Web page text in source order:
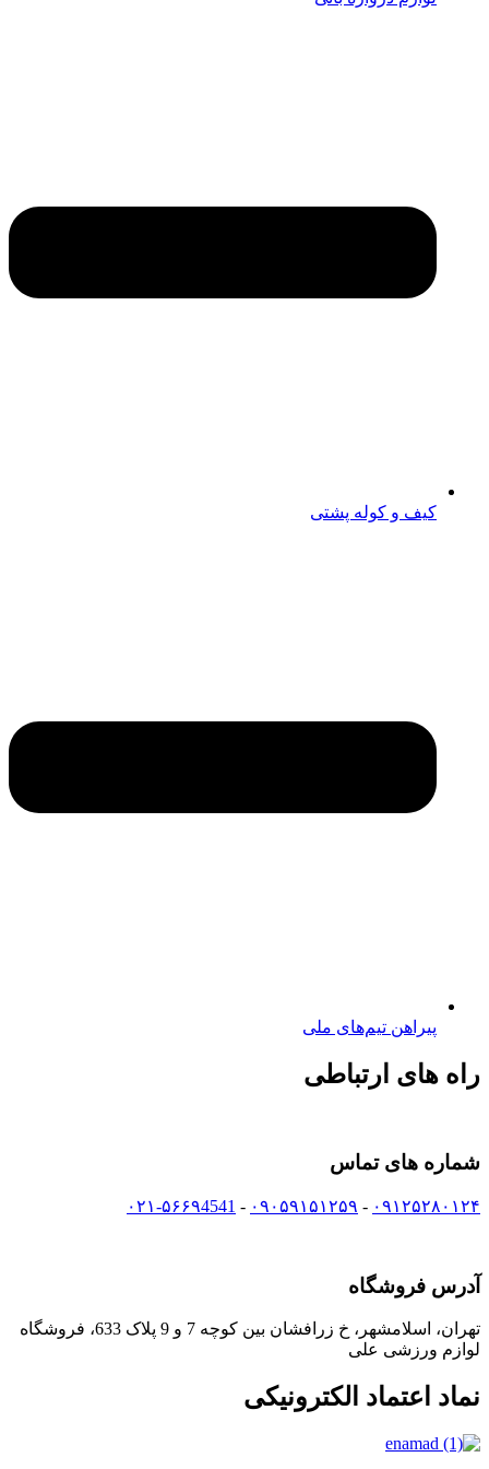
کیف و کوله پشتی
پیراهن تیم‌های ملی
راه های ارتباطی
شماره های تماس
۰۹۱۲۵۲۸۰۱۲۴ - ۰۹۰۵۹۱۵۱۲۵۹ - ۰۲۱-۵۶۶۹4541
آدرس فروشگاه
تهران، اسلامشهر، خ زرافشان بین کوچه 7 و 9 پلاک 633، فروشگاه
لوازم ورزشی علی
نماد اعتماد الکترونیکی